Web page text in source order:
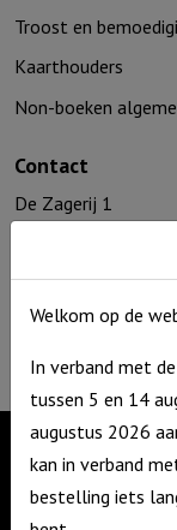
Troost en
Kaarthouders
Non-boeken
Contact
De Zagerij 1
KVK nr: 60086041
BTW nr:
Contact
Welkom op de
In verband met
tussen 5 en 14
augustus 2026
kan in verband
bestelling iets